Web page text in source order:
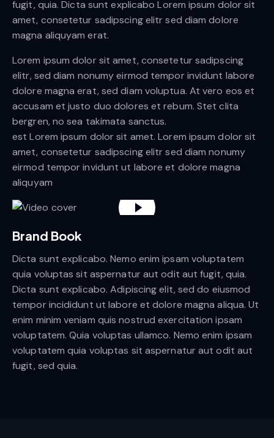
fugit, quia. Dicta sunt explicabo Lorem ipsum dolor sit
amet, consetetur sadipscing elitr sed diam dolore
magna aliquyam erat.
Lorem ipsum dolor sit amet, consetetur sadipscing
elitr, sed diam nonumy eirmod tempor invidunt labore
dolore magna erat, sed diam voluptua. At vero eos et
accusam et justo duo dolores et rebum. Stet clita
bergren, no sea takimata sanctus.
est Lorem ipsum dolor sit amet. Lorem ipsum dolor sit
amet, consetetur sadipscing elitr sed diam nonumy
eirmod tempor invidunt ut labore et dolore magna
aliquyam
Brand Book
Dicta sunt explicabo. Nemo enim ipsam voluptatem
quia voluptas sit aspernatur aut odit aut fugit, quia.
Dicta sunt explicabo. Adipiscing elit, sed do eiusmod
tempor incididunt ut labore et dolore magna aliqua. Ut
enim minim veniam quis nostrud exercitation ipsam
voluptatem. Quia voluptas ullamco. Nemo enim ipsam
voluptatem quia voluptas sit aspernatur aut odit aut
fugit, sed quia.